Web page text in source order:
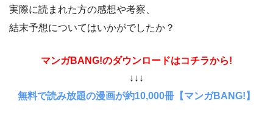
実際に読まれた方の感想や考察、
結末予想についてはいかがでしたか？
マンガBANG!のダウンロードはコチラから!
↓↓↓
無料で読み放題の漫画が約10,000冊【マンガBANG!】